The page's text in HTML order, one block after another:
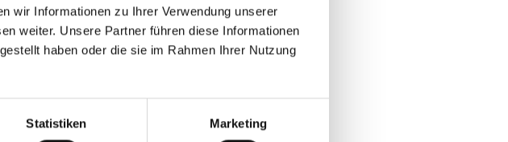
wir Informationen zu Ihrer Verwendung unserer
weiter. Unsere Partner führen diese Informationen
haben oder die sie im Rahmen Ihrer Nutzung
Statistiken Marketing